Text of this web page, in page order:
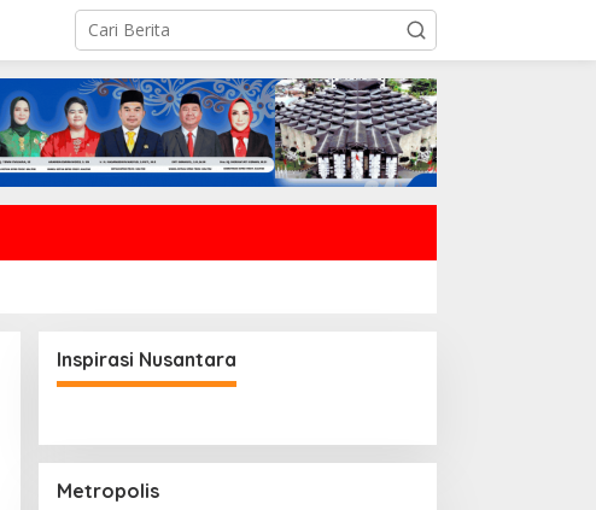
Inspirasi Nusantara
Metropolis